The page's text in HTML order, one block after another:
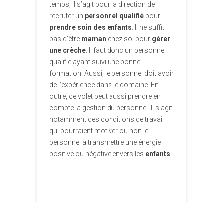
temps, il s’agit pour la direction de
recruter un personnel qualifié pour
prendre soin des enfants. Il ne suffit
pas d’être maman chez soi pour gérer
une crèche. Il faut donc un personnel
qualifié ayant suivi une bonne
formation. Aussi, le personnel doit avoir
de l’expérience dans le domaine. En
outre, ce volet peut aussi prendre en
compte la gestion du personnel. Il s’agit
notamment des conditions de travail
qui pourraient motiver ou non le
personnel à transmettre une énergie
positive ou négative envers les enfants.